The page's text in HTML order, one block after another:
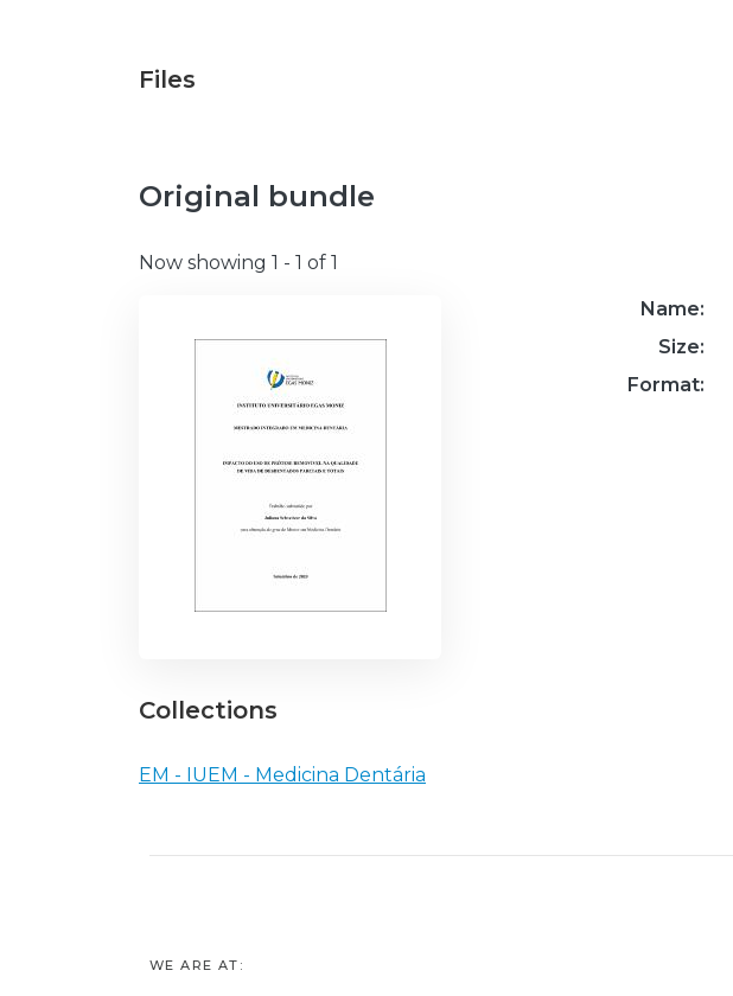
Files
Original bundle
Now showing 1 - 1 of 1
Name:
Size:
Format:
Collections
EM - IUEM - Medicina Dentária
WE ARE AT: